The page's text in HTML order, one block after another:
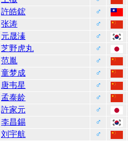
許皓鋐 ♂
张涛 ♂
元晟溱 ♂
芝野虎丸 ♂
范胤 ♂
童梦成 ♂
唐韦星 ♂
孟泰龄 ♂
許家元 ♂
李昌錫 ♂
刘宇航 ♂